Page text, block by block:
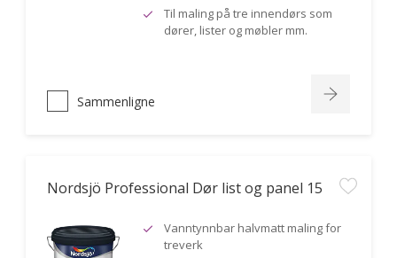
Til maling på tre innendørs som
dører, lister og møbler mm.
Sammenligne
Nordsjö Professional Dør list og panel 15
Vanntynnbar halvmatt maling for
treverk